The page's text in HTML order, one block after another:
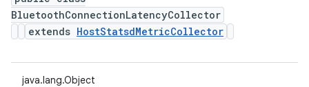
BluetoothConnectionLatencyCollector
extends HostStatsdMetricCollector
java.lang.Object